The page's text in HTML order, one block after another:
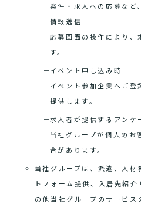
案件・求人への応募など
情報送信
応募画面の操作により、
す。
イベント申し込み時
イベント参加企業へご登
提供します。
求人者が提供するアンケ
当社グループが個人のお
合があります。
当社グループは、派遣、人材
トフォーム提供、入居先紹
の他当社グループのサービ